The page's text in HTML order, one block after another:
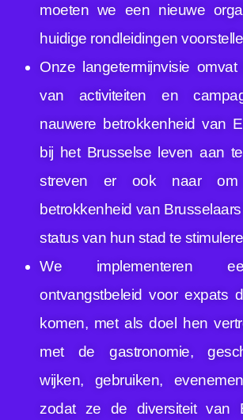
moeten we een nieuwe
huidige rondleidingen
Onze langetermijnvisie
van activiteiten en
nauwere betrokkenheid van
bij het Brusselse leven aan
streven er ook naar om
betrokkenheid van
status van hun stad te
We implementeren
ontvangstbeleid voor expats
komen, met als doel hen
met de gastronomie,
wijken, gebruiken,
zodat ze de diversiteit van